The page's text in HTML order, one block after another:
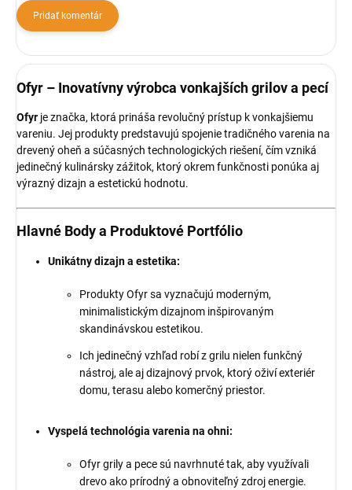
Pridať komentár
Ofyr – Inovatívny výrobca vonkajších grilov a pecí
Ofyr je značka, ktorá prináša revolučný prístup k vonkajšiemu
vareniu. Jej produkty predstavujú spojenie tradičného varenia na
drevený oheň a súčasných technologických riešení, čím vzniká
jedinečný kulinársky zážitok, ktorý okrem funkčnosti ponúka aj
výrazný dizajn a estetickú hodnotu.
Hlavné Body a Produktové Portfólio
Unikátny dizajn a estetika:
Produkty Ofyr sa vyznačujú moderným,
minimalistickým dizajnom inšpirovaným
skandinávskou estetikou.
Ich jedinečný vzhľad robí z grilu nielen funkčný
nástroj, ale aj dizajnový prvok, ktorý oživí exteriér
domu, terasu alebo komerčný priestor.
Vyspelá technológia varenia na ohni:
Ofyr grily a pece sú navrhnuté tak, aby využívali
drevo ako prírodný a obnoviteľný zdroj energie.